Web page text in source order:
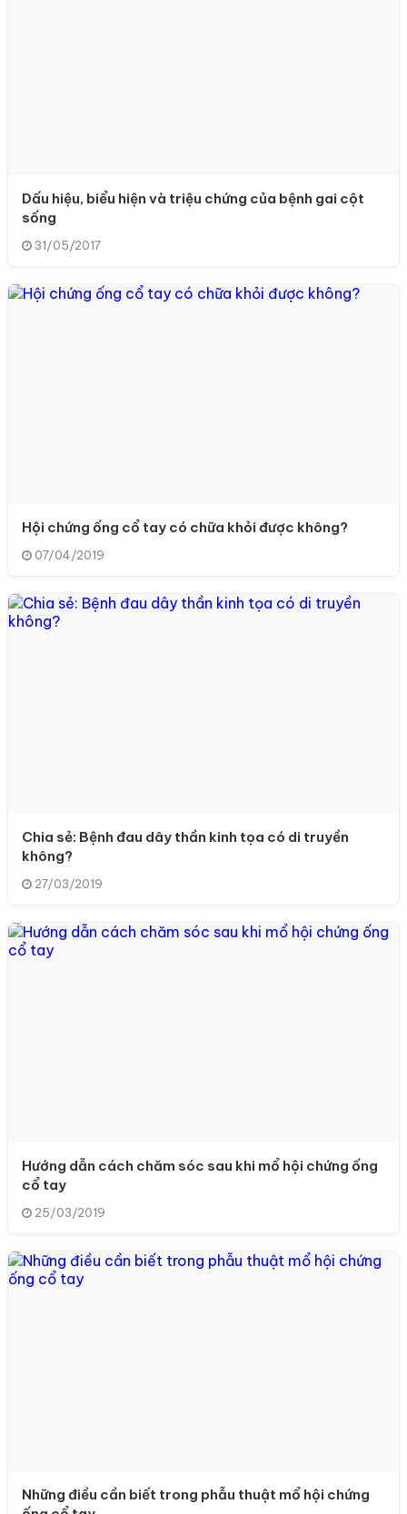
Dấu hiệu, biểu hiện và triệu chứng của bệnh gai cột
sống
31/05/2017
Hội chứng ống cổ tay có chữa khỏi được không?
07/04/2019
Chia sẻ: Bệnh đau dây thần kinh tọa có di truyền
không?
27/03/2019
Hướng dẫn cách chăm sóc sau khi mổ hội chứng ống
cổ tay
25/03/2019
Những điều cần biết trong phẫu thuật mổ hội chứng